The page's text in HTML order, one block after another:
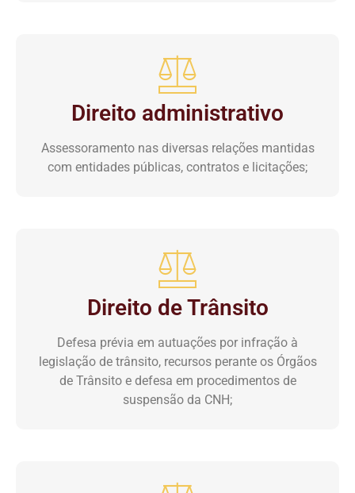
Direito administrativo
Assessoramento nas diversas relações mantidas
com entidades públicas, contratos e licitações;
Direito de Trânsito
Defesa prévia em autuações por infração à
legislação de trânsito, recursos perante os Órgãos
de Trânsito e defesa em procedimentos de
suspensão da CNH;